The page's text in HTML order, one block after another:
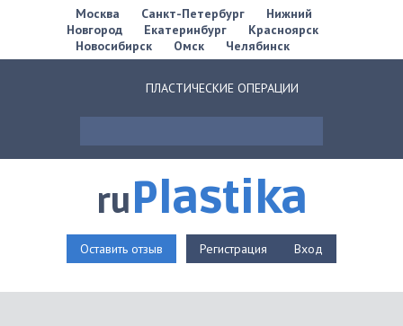
Москва Санкт-Петербург
Нижний
Новгород
Екатеринбург
Красноярск
Новосибирск
Омск Челябинск
ПЛАСТИЧЕСКИЕ ОПЕРАЦИИ
ruPlastika
Оставить отзыв Регистрация Вход